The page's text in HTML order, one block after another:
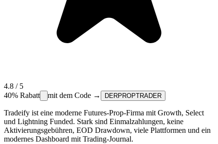
4.8 / 5
40% Rabatt mit dem Code → DERPROPTRADER
Tradeify ist eine moderne Futures-Prop-Firma mit Growth, Select
und Lightning Funded. Stark sind Einmalzahlungen, keine
Aktivierungsgebühren, EOD Drawdown, viele Plattformen und ein
modernes Dashboard mit Trading-Journal.